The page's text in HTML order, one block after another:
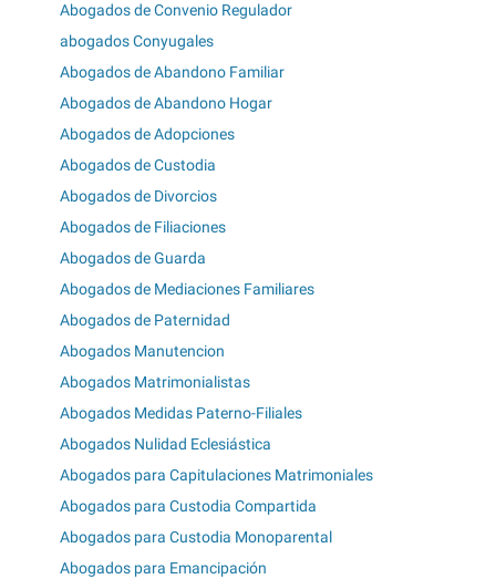
Abogados de Convenio Regulador
abogados Conyugales
Abogados de Abandono Familiar
Abogados de Abandono Hogar
Abogados de Adopciones
Abogados de Custodia
Abogados de Divorcios
Abogados de Filiaciones
Abogados de Guarda
Abogados de Mediaciones Familiares
Abogados de Paternidad
Abogados Manutencion
Abogados Matrimonialistas
Abogados Medidas Paterno-Filiales
Abogados Nulidad Eclesiástica
Abogados para Capitulaciones Matrimoniales
Abogados para Custodia Compartida
Abogados para Custodia Monoparental
Abogados para Emancipación